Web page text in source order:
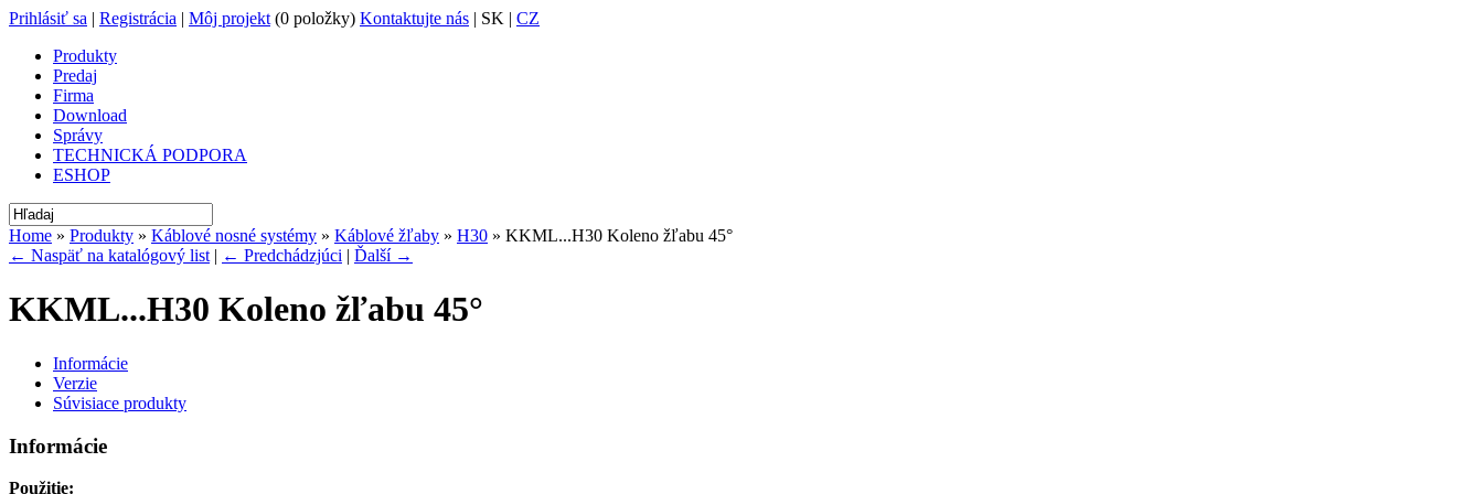
Prihlásiť sa | Registrácia | Môj projekt (0 položky) Kontaktujte nás | SK | CZ
Produkty
Predaj
Firma
Download
Správy
TECHNICKÁ PODPORA
ESHOP
Home » Produkty » Káblové nosné systémy » Káblové žľaby » H30 » KKML...H30 Koleno žľabu 45°
← Naspäť na katalógový list | ← Predchádzjúci | Ďalší →
KKML...H30 Koleno žľabu 45°
Informácie
Verzie
Súvisiace produkty
Informácie
Použitie: